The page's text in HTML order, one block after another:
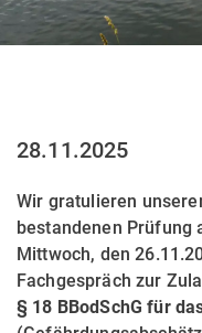
28.11.2025
Wir gratulieren
bestandenen Prüfung
Mittwoch, den
Fachgespräch zur
§ 18 BBodSchG für